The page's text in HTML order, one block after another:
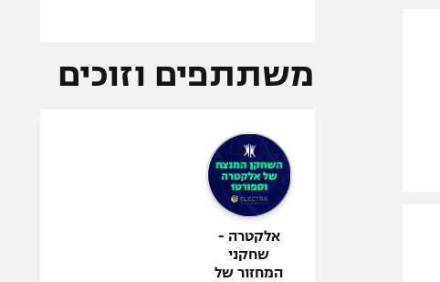
משתתפים וזוכים
אלקטרה -
שחקני
המחזור של